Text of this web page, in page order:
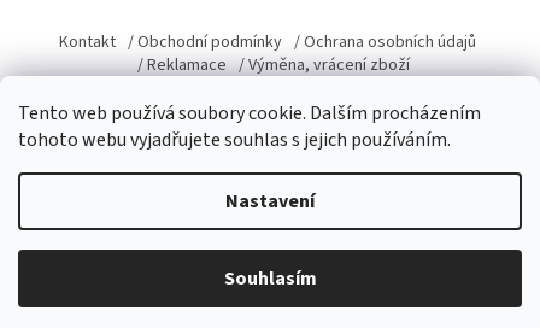
Tento web používá soubory cookie. Dalším procházením
tohoto webu vyjadřujete souhlas s jejich používáním.
Nastavení
Souhlasím
p
a
Kontakt / Obchodní podmínky / Ochrana osobních údajů
/ Reklamace / Výměna, vrácení zboží
Copyright 2026Domacky.cz. Všechna práva vyhrazena.Upravit
nastavení cookies